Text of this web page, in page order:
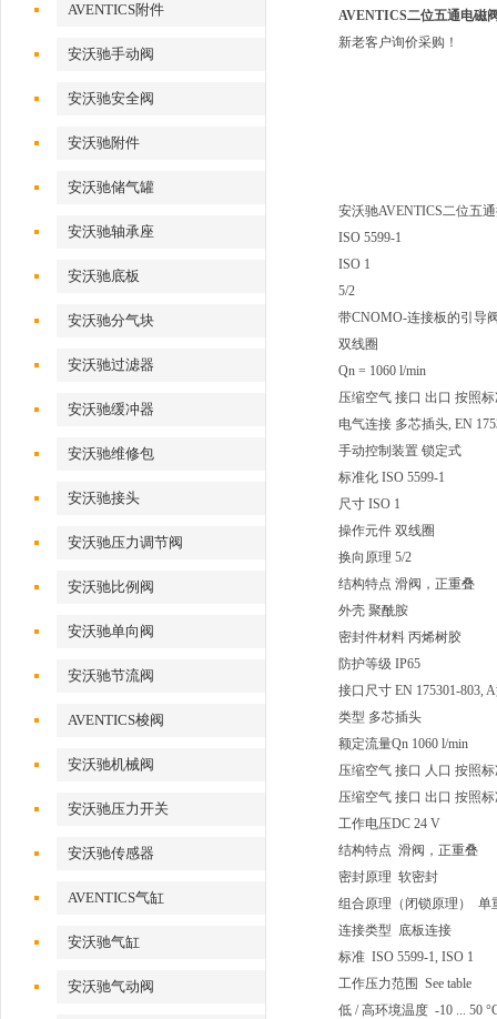
AVENTICS附件
安沃驰手动阀
安沃驰安全阀
安沃驰附件
安沃驰储气罐
安沃驰轴承座
安沃驰底板
安沃驰分气块
安沃驰过滤器
安沃驰缓冲器
安沃驰维修包
安沃驰接头
安沃驰压力调节阀
安沃驰比例阀
安沃驰单向阀
安沃驰节流阀
AVENTICS梭阀
安沃驰机械阀
安沃驰压力开关
安沃驰传感器
AVENTICS气缸
安沃驰气缸
安沃驰气动阀
AVENTICS二位五通电磁
新老客户询价采购！
安沃驰AVENTICS二位五
ISO 5599-1
ISO 1
5/2
带CNOMO-连接板的引导
双线圈
Qn = 1060 l/min
压缩空气 接口 出口 按照
电气连接 多芯插头, EN
手动控制装置 锁定式
标准化 ISO 5599-1
尺寸 ISO 1
操作元件 双线圈
换向原理 5/2
结构特点 滑阀，正重叠
外壳 聚酰胺
密封件材料 丙烯树胶
防护等级 IP65
接口尺寸 EN 175301-803,
类型 多芯插头
额定流量Qn 1060 l/min
压缩空气 接口 人口 按照
压缩空气 接口 出口 按照
工作电压DC 24 V
结构特点 滑阀，正重叠
密封原理 软密封
组合原理（闭锁原理） 单
连接类型 底板连接
标准 ISO 5599-1, ISO 1
工作压力范围 See table
低 / 高环境温度 -10 ... 50